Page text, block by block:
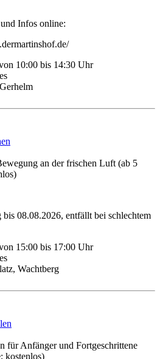
Infos online:
10:00 bis 14:30 Uhr
an der frischen Luft (ab 5
08.08.2026, entfällt bei schlechtem
15:00 bis 17:00 Uhr
Wachtberg
für Anfänger und Fortgeschrittene
kostenlos)